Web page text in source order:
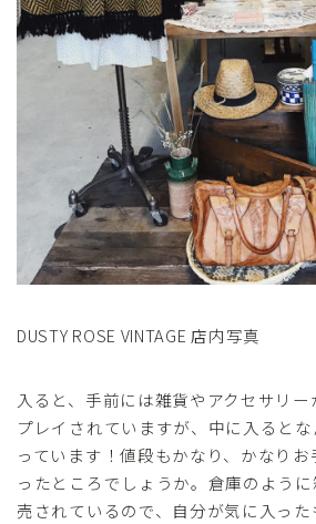
DUSTY ROSE VINTAGE 店内写真
入ると、手前には雑貨やアクセサリ
プレイされていますが、中に入ると
っています！値段もかなり、かなり
ったところでしょうか。倉庫のよう
売されているので、自分が気に入っ